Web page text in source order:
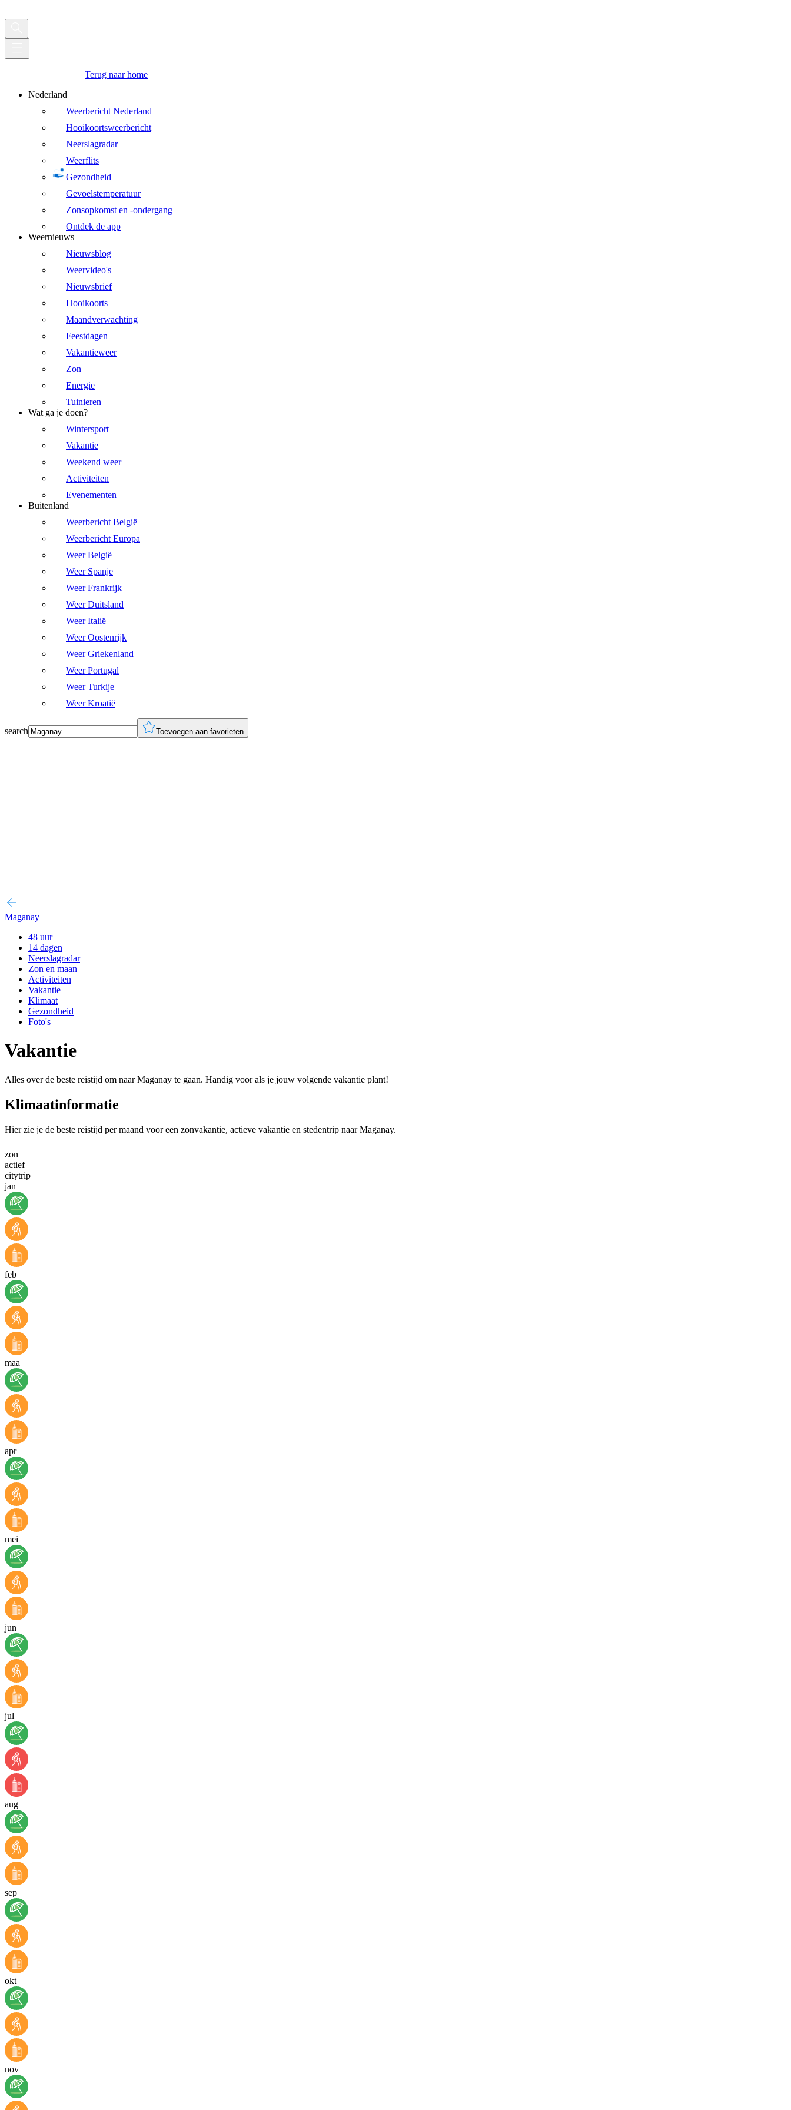
Terug naar home
Nederland
Weerbericht Nederland
Hooikoortsweerbericht
Neerslagradar
Weerflits
Gezondheid
Gevoelstemperatuur
Zonsopkomst en -ondergang
Ontdek de app
Weernieuws
Nieuwsblog
Weervideo's
Nieuwsbrief
Hooikoorts
Maandverwachting
Feestdagen
Vakantieweer
Zon
Energie
Tuinieren
Wat ga je doen?
Wintersport
Vakantie
Weekend weer
Activiteiten
Evenementen
Buitenland
Weerbericht België
Weerbericht Europa
Weer België
Weer Spanje
Weer Frankrijk
Weer Duitsland
Weer Italië
Weer Oostenrijk
Weer Griekenland
Weer Portugal
Weer Turkije
Weer Kroatië
search Toevoegen aan favorieten
Maganay
48 uur
14 dagen
Neerslagradar
Zon en maan
Activiteiten
Vakantie
Klimaat
Gezondheid
Foto's
Vakantie
Alles over de beste reistijd om naar Maganay te gaan. Handig voor als je jouw volgende vakantie plant!
Klimaatinformatie
Hier zie je de beste reistijd per maand voor een zonvakantie, actieve vakantie en stedentrip naar Maganay.
zon
actief
citytrip
jan
feb
maa
apr
mei
jun
jul
aug
sep
okt
nov